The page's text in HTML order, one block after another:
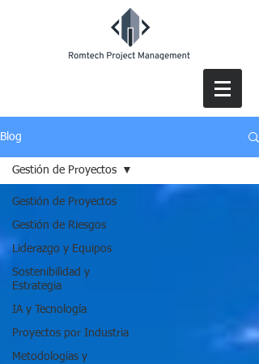
Blog
Gestión de Proyectos
Gestión de Riesgos
Liderazgo y Equipos
Sostenibilidad y
Estrategia
IA y Tecnología
Proyectos por Industria
Metodologías y
Gestión de Proyectos